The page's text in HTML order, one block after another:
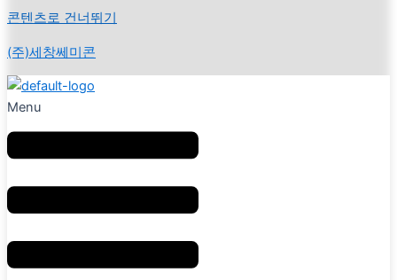
콘텐츠로 건너뛰기
(주)세창쎄미콘
Menu